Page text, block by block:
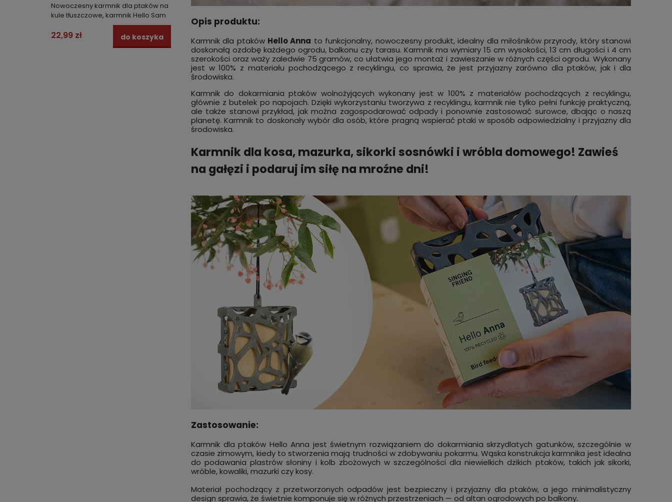
Nowoczesny karmnik dla ptaków na
kule tłuszczowe, karmnik Hello Sam
22,99 zł do koszyka
Karmnik na orzechy i ziarno dla
ogrodowy do dokarmiania ptaków
22,99 zł do koszyka
KRUK wizualny odstraszacz na
20,99 zł do koszyka
Pułapka na muchy wielokrotnego
59,99 zł do koszyka
Opis produktu:
Karmnik dla ptaków Hello Anna to funkcjonalny, nowoczesny produkt, idealny dla miłośników przyrody, który stanowi
doskonałą ozdobę każdego ogrodu, balkonu czy tarasu. Karmnik ma wymiary 15 cm wysokości, 13 cm długości i 4 cm
szerokości oraz waży zaledwie 75 gramów, co ułatwia jego montaż i zawieszanie w różnych części ogrodu. Wykonany
jest w 100% z materiału pochodzącego z recyklingu, co sprawia, że jest przyjazny zarówno dla ptaków, jak i dla
środowiska.
Karmnik do dokarmiania ptaków wolnożyjących wykonany jest w 100% z materiałów pochodzących z recyklingu,
głównie z butelek po napojach. Dzięki wykorzystaniu tworzywa z recyklingu, karmnik nie tylko pełni funkcję praktyczną,
ale także stanowi przykład, jak można zagospodarować odpady i ponownie zastosować surowce, dbając o naszą
planetę. Karmnik to doskonały wybór dla osób, które pragną wspierać ptaki w sposób odpowiedzialny i przyjazny dla
środowiska.
Karmnik dla kosa, mazurka, sikorki sosnówki i wróbla domowego! Zawieś
na gałęzi i podaruj im siłę na mroźne dni!
Zastosowanie:
Karmnik dla ptaków Hello Anna jest świetnym rozwiązaniem do dokarmiania skrzydlatych gatunków, szczególnie w
czasie zimowym, kiedy to stworzenia mają trudności w zdobywaniu pokarmu. Wąska konstrukcja karmnika jest idealna
do podawania plastrów słoniny i kolb zbożowych w szczególności dla niewielkich dzikich ptaków, takich jak sikorki,
wróble, kowaliki, mazurki czy kosy.
Materiał pochodzący z przetworzonych odpadów jest bezpieczny i przyjazny dla ptaków, a jego minimalistyczny
design sprawia, że świetnie komponuje się w różnych przestrzeniach — od altan ogrodowych po balkony.